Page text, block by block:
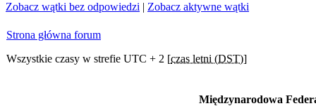
Zobacz wątki bez odpowiedzi | Zobacz aktywne wątki
Strona główna forum
Wszystkie czasy w strefie UTC + 2 [czas letni (DST)]
Międzynarodowa